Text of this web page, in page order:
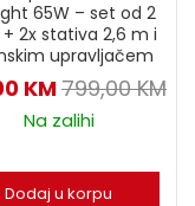
65W – set od 2
2x stativa 2,6 m i
upravljačem
KM799,00KM
Na zalihi
Dodaj u korpu